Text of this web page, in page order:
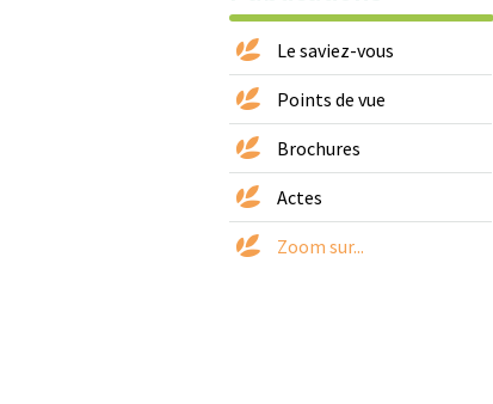
Le saviez-vous
Points de vue
Brochures
Actes
Zoom sur...